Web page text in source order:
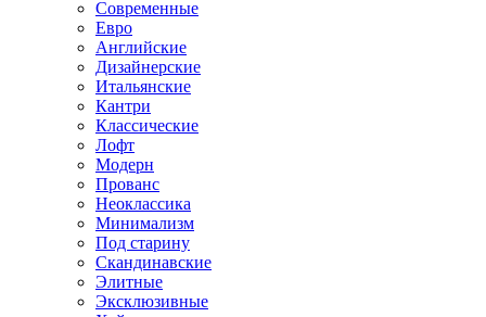
Современные
Евро
Английские
Дизайнерские
Итальянские
Кантри
Классические
Лофт
Модерн
Прованс
Неоклассика
Минимализм
Под старину
Скандинавские
Элитные
Эксклюзивные